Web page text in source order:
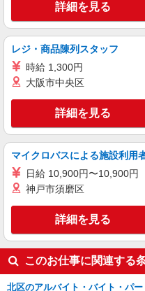
キープ
職業紹介
株式会社kotrio /●SW-S-2022391
十条駅＊
護助手/週3
時給
ン代含む)＞
東京都北
キープ
詳細を見る
レジ・商品陳列スタッフ
時給 1,300円
大阪市中央区
詳細を見る
マイクロバスによる施設利用
日給 10,900円〜10,900円
神戸市須磨区
詳細を見る
このお仕事に関連する
北区のアルバイト・バイト・パ